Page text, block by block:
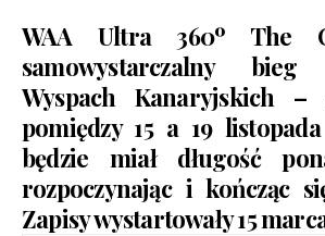
WAA Ultra 360º The
samowystarczalny
Wyspach Kanaryjskich –
pomiędzy 15 a 19
będzie miał długość
rozpoczynając i kończąc
Zapisy wystartowały 15